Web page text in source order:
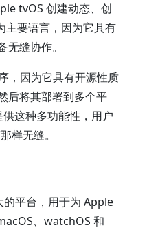
tvOS 创建动态、创
主要语言，因为它具有
缝协作。
，因为它具有开源性质
后将其部署到多个平
这种多功能性，用户
样无缝。
平台，用于为 Apple
、watchOS 和